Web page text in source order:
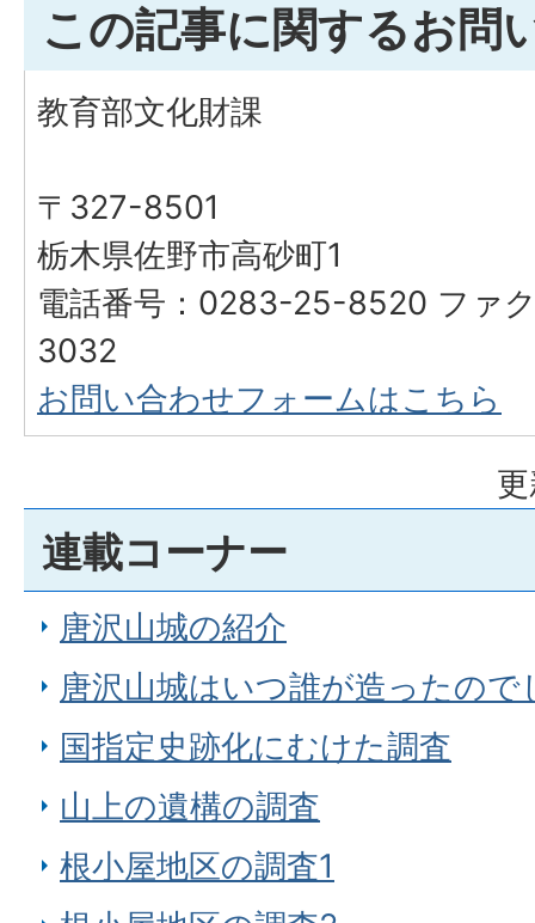
この記事に関するお問
教育部文化財課
〒327-8501
栃木県佐野市高砂町1
電話番号：0283-25-8520 ファ
3032
お問い合わせフォームはこちら
連載コーナー
唐沢山城の紹介
唐沢山城はいつ誰が造ったので
国指定史跡化にむけた調査
山上の遺構の調査
根小屋地区の調査1